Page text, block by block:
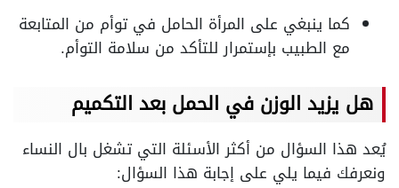
كما ينبغي على المرأة الحامل في توأم من المتابعة
مع الطبيب بإستمرار للتأكد من سلامة التوأم.
هل يزيد الوزن في الحمل بعد التكميم
يُعد هذا السؤال من أكثر الأسئلة التي تشغل بال النساء
ونعرفك فيما يلي على إجابة هذا السؤال: